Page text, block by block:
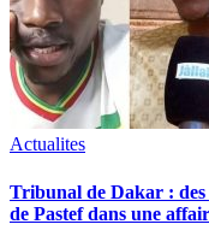
Actualites
Tribunal de Dakar : des
de Pastef dans une